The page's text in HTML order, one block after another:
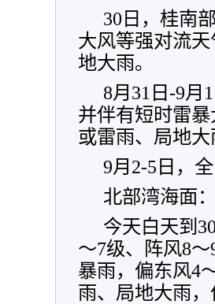
30日，桂南
大风等强对流
地大雨。
8月31日-9月
并伴有短时雷
或雷雨、局地大
9月2-5日，
北部湾海面：
今天白天到
～7级、阵风8
暴雨，偏东风4
雨、局地大雨